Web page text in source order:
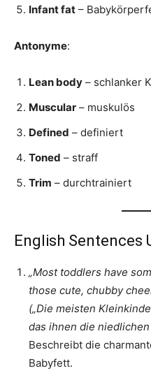
Infant fat –
Antonyme:
Lean body – schlanker
Muscular – muskulös
Defined – definiert
Toned – straff
Trim – durchtrainiert
English Sentences
„Most toddlers have
those cute, chubby
(„Die meisten
das ihnen die
Beschreibt die
Babyfett.